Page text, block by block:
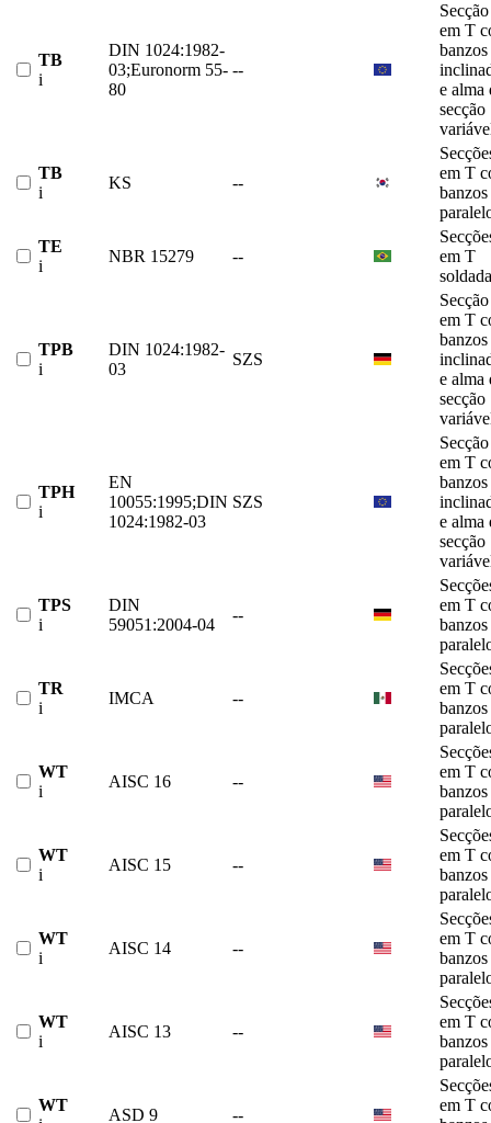
TB
i
DIN 1024:1982-
03;Euronorm 55-
80
--
Secção
em T
banzos
e alma
secção
TB
i
KS --
em T
banzos
TE
i
NBR 15279 --
em T
TPB
i
DIN 1024:1982-
03
SZS
Secção
em T
banzos
e alma
secção
TPH
i
EN
10055:1995;DIN
1024:1982-03
SZS
Secção
em T
banzos
e alma
secção
TPS
i
DIN
59051:2004-04
--
em T
banzos
TR
i
IMCA --
em T
banzos
WT
i
AISC 16 --
em T
banzos
WT
i
AISC 15 --
em T
banzos
WT
i
AISC 14 --
em T
banzos
WT
i
AISC 13 --
em T
banzos
WT
ASD 9 --
em T